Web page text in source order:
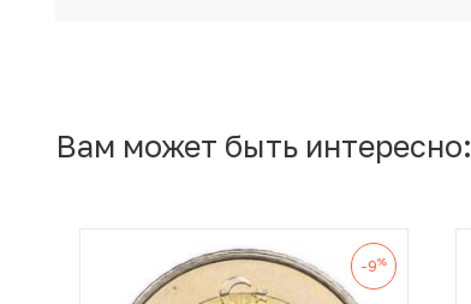
Вам может быть интересно:
-9%